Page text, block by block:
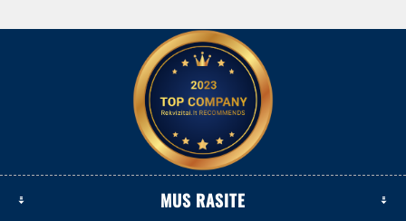
MUS RASITE